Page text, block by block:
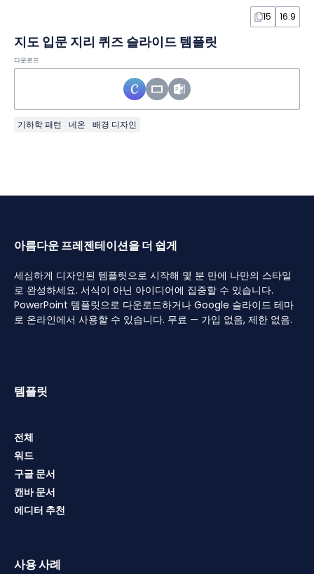
15 16:9
지도 입문 지리 퀴즈 슬라이드 템플릿
다운로드
기하학 패턴 네온 배경 디자인
아름다운 프레젠테이션을 더 쉽게
세심하게 디자인된 템플릿으로 시작해 몇 분 만에 나만의 스타일
로 완성하세요. 서식이 아닌 아이디어에 집중할 수 있습니다.
PowerPoint 템플릿으로 다운로드하거나 Google 슬라이드 테마
로 온라인에서 사용할 수 있습니다. 무료 — 가입 없음, 제한 없음.
템플릿
전체
워드
구글 문서
캔바 문서
에디터 추천
사용 사례